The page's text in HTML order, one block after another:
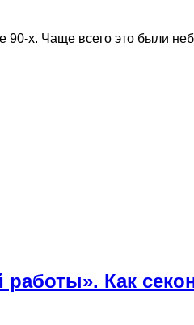
90-х. Чаще всего это были
Как